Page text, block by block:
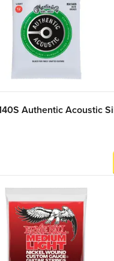
Authentic Acoustic